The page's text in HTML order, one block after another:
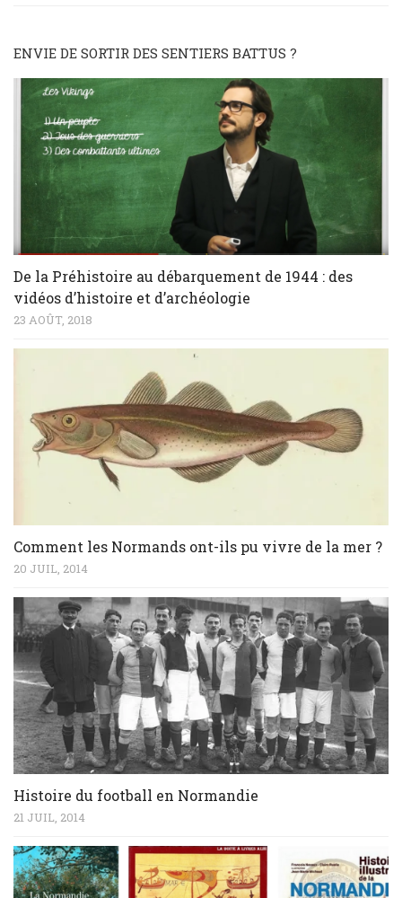
ENVIE DE SORTIR DES SENTIERS BATTUS ?
De la Préhistoire au débarquement de 1944 : des
vidéos d’histoire et d’archéologie
23 AOÛT, 2018
Comment les Normands ont-ils pu vivre de la mer ?
20 JUIL, 2014
Histoire du football en Normandie
21 JUIL, 2014